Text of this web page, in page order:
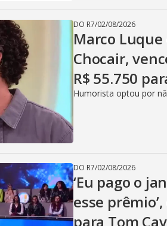
DO R7/02/08/2026
Marco
Chocair,
R$ 55.750
Humorista optou por
DO R7/02/08/2026
‘Eu pago o
esse
para Tom